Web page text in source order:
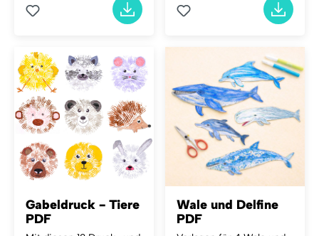
Gabeldruck - Tiere
PDF
Wale und Delfine
PDF